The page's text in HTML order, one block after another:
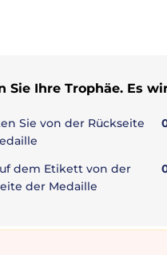
Sie Ihre Trophäe. Es
Sie von der Rückseite
dem Etikett von der
der Medaille